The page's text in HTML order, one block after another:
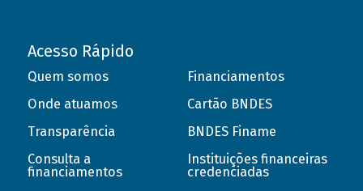
Acesso Rápido
Quem somos
Onde atuamos
Transparência
Consulta a
financiamentos
Financiamentos
Cartão BNDES
BNDES Finame
Instituições financeiras
credenciadas